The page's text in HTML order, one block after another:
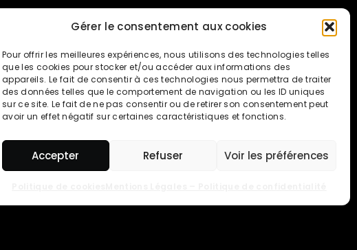
Gérer le consentement aux cookies
Pour offrir les meilleures expériences, nous utilisons des technologies telles
que les cookies pour stocker et/ou accéder aux informations des
appareils. Le fait de consentir à ces technologies nous permettra de traiter
des données telles que le comportement de navigation ou les ID uniques
sur ce site. Le fait de ne pas consentir ou de retirer son consentement peut
avoir un effet négatif sur certaines caractéristiques et fonctions.
Accepter Refuser Voir les préférences
Code Postal
Commune